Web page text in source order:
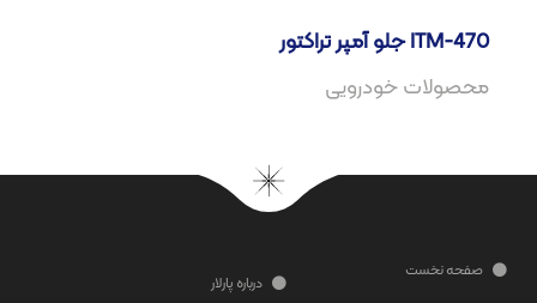
جلو آمپر تراکتور ITM-470
محصولات خودرویی
صفحه نخست
درباره پارلار